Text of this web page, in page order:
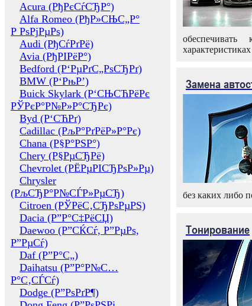
Acura (РђРєСѓСЂР°)
Alfa Romeo (РђР»СЊС„Р°
Р РѕРјРµРѕ)
Audi (РђСѓРґРё)
Avia (РђРІРёР°)
Bedford (Р‘РµРґС„РѕСЂРґ)
BMW (Р‘РњР’)
Buick Skylark (Р‘СЊСЋРёРє
РЎРєР°Р№Р»Р°СЂРє)
Byd (Р‘СЋРґ)
Cadillac (РљР°РґРёР»Р°Рє)
Chana (Р§Р°РЅР°)
Chery (Р§РµСЂРё)
Chevrolet (РЁРµРІСЂРѕР»Рµ)
Chrysler
(РљСЂР°Р№СЃР»РµСЂ)
Citroen (РЎРёС‚СЂРѕРµРЅ)
Dacia (Р”Р°С‡РёСЏ)
Daewoo (Р”СЌСѓ, Р”РµРѕ,
Р”РµСѓ)
Daf (Р”Р°С„)
Daihatsu (Р”Р°Р№С…
Р°С‚СЃСѓ)
Dodge (Р”РѕРґР¶)
Замена
без каких либо
Тонирование